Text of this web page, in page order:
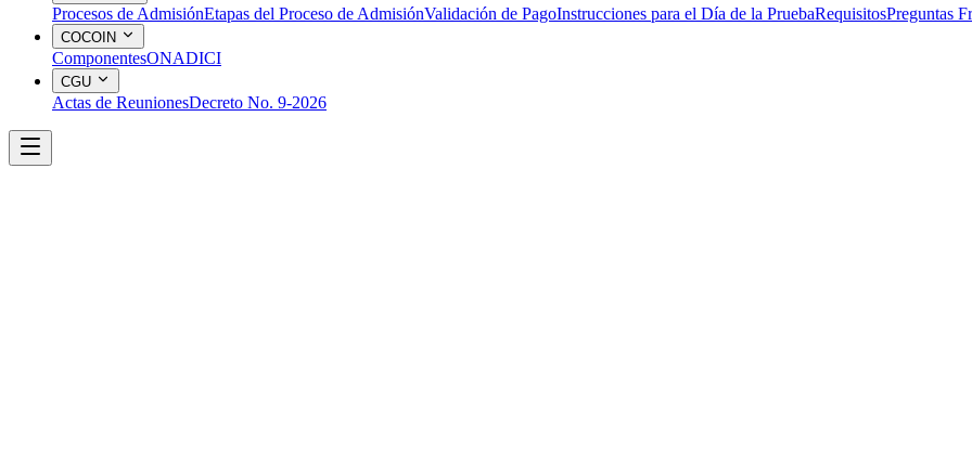
Procesos de AdmisiónEtapas del Proceso de AdmisiónValidación de PagoInstrucciones para el Día de la PruebaRequisitosPreguntas
COCOIN
ComponentesONADICI
CGU
Actas de ReunionesDecreto No. 9-2026